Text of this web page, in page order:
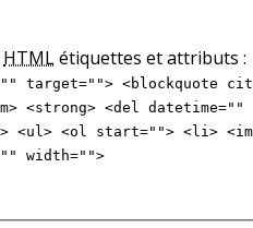
HTMLétiquettes et attributs :
target=""> <blockquote
<strong> <del
<ul> <ol start=""> <li>
width="">